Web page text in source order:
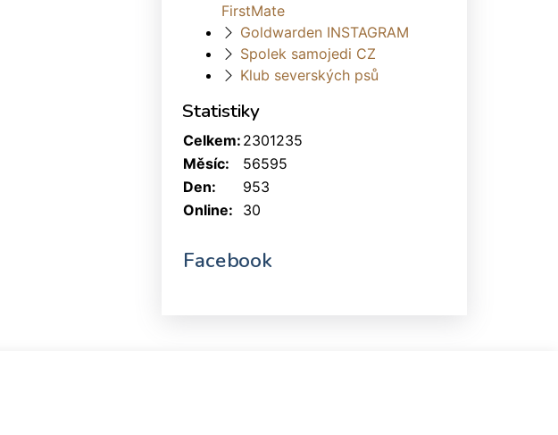
FirstMate
Goldwarden INSTAGRAM
Spolek samojedi CZ
Klub severských psů
Statistiky
Online: 30
Celkem: 2301235
Měsíc:
56595
Den:
953
Facebook